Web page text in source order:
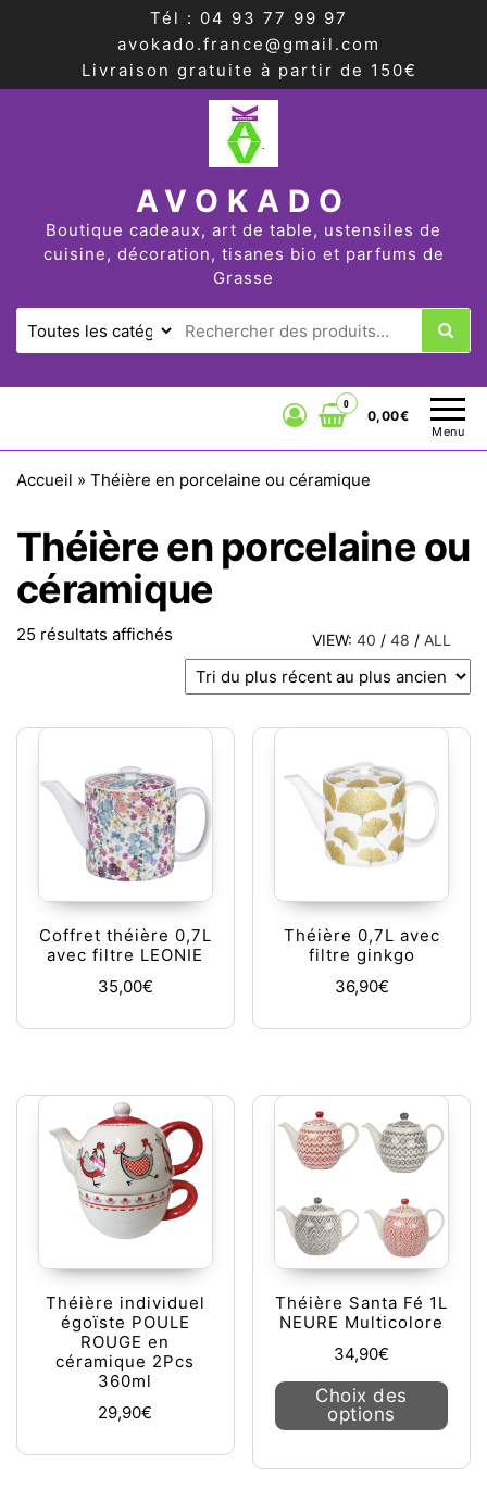
Tél : 04 93 77 99 97
avokado.france@gmail.com
Livraison gratuite à partir de 150€
AVOKADO
Boutique cadeaux, art de table, ustensiles de
cuisine, décoration, tisanes bio et parfums de
Grasse
Menu
0
0,00€
Accueil » Théière en porcelaine ou céramique
Théière en porcelaine ou
céramique
VIEW: 40 / 48 / ALL
25 résultats affichés Trié du plus récent au plus ancien
Coffret théière 0,7L
avec filtre LEONIE
35,00€
Théière 0,7L avec
filtre ginkgo
36,90€
Théière individuel
égoïste POULE
ROUGE en
céramique 2Pcs
360ml
29,90€
Théière Santa Fé 1L
NEURE Multicolore
34,90€
Choix des
options